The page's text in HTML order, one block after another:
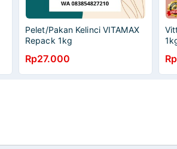
Pelet/Pakan Kelinci VITAMAX
Repack 1kg
Rp27.000